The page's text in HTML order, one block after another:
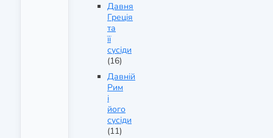
Давня
Греція
та
її
сусіди
(16)
Давній
Рим
і
його
сусіди
(11)